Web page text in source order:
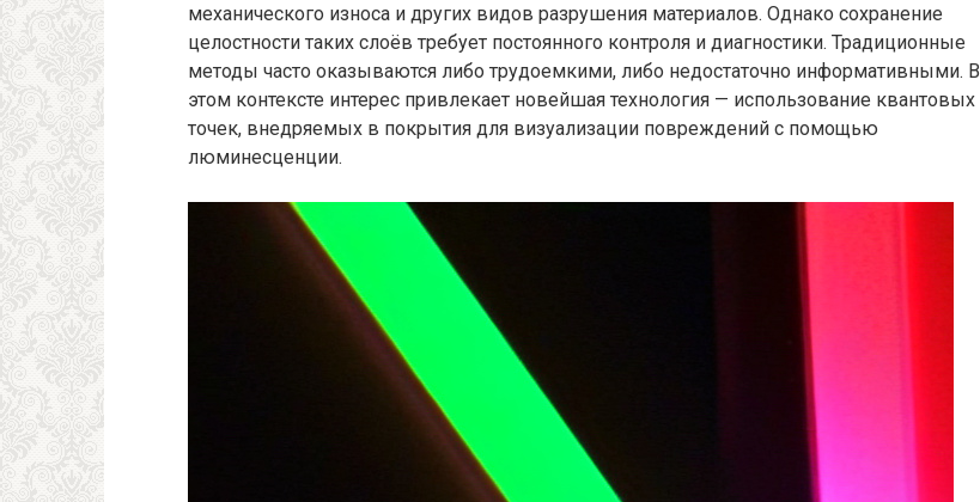
механического износа и других видов разрушения материалов. Однако сохранение
целостности таких слоёв требует постоянного контроля и диагностики. Традиционные
методы часто оказываются либо трудоемкими, либо недостаточно информативными. В
этом контексте интерес привлекает новейшая технология — использование квантовых
точек, внедряемых в покрытия для визуализации повреждений с помощью
люминесценции.